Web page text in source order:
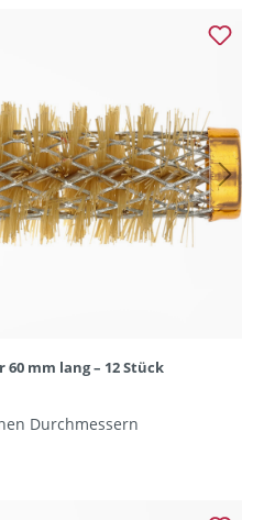
mm lang – 12 Stück
Durchmessern